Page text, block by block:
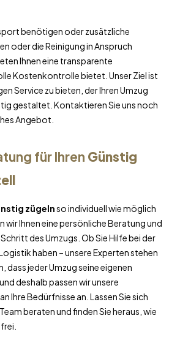
benötigen oder zusätzliche
oder die Reinigung in Anspruch
Ihnen eine transparente
Kostenkontrolle bietet. Unser Ziel ist
Service zu bieten, der Ihren Umzug
gestaltet. Kontaktieren Sie uns noch
Angebot.
für Ihren Günstig
zügelnso individuell wie möglich
wir Ihnen eine persönliche Beratung und
des Umzugs. Ob Sie Hilfe bei der
haben – unsere Experten stehen
dass jeder Umzug seine eigenen
deshalb passen wir unsere
Ihre Bedürfnisse an. Lassen Sie sich
beraten und finden Sie heraus, wie